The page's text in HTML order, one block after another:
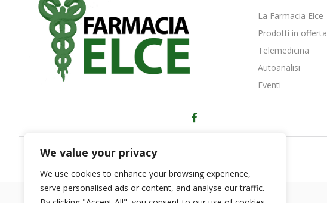
We value your privacy
We use cookies to enhance your browsing experience,
serve personalised ads or content, and analyse our traffic.
La Farmacia Elce
Prodotti in offerta
Telemedicina
Autoanalisi
Eventi
Copyright © 2023 Farmacia Elce - Perugia